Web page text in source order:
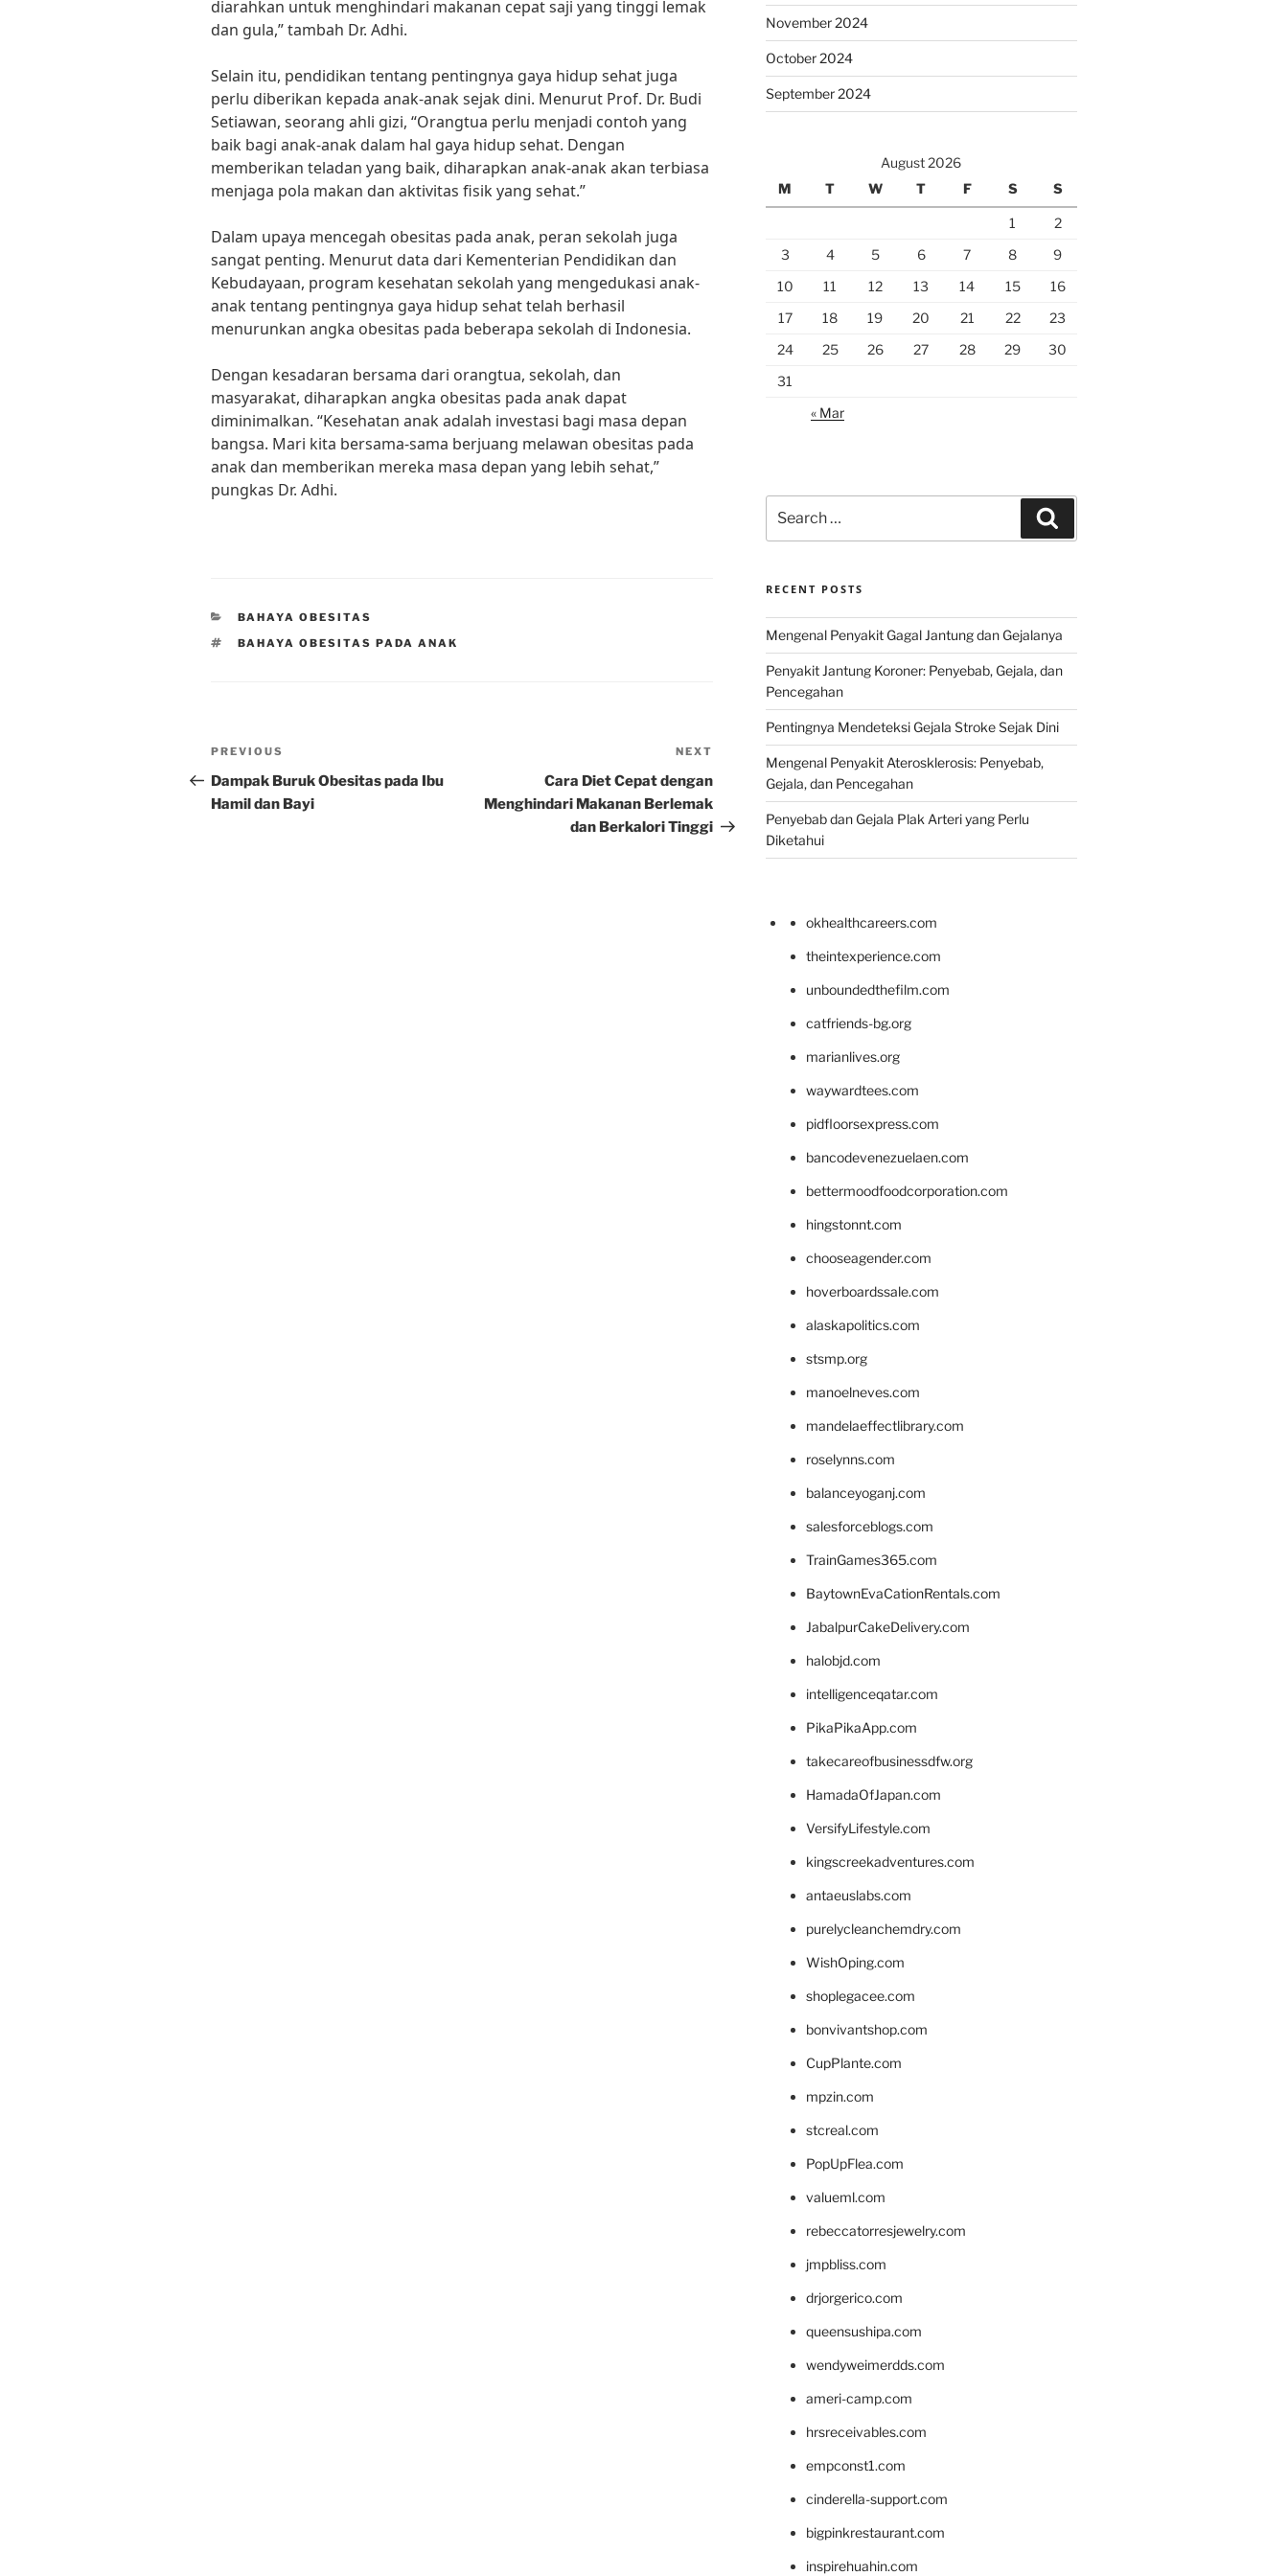
diarahkan untuk menghindari makanan cepat saji yang tinggi lemak
dan gula,” tambah Dr. Adhi.
Selain itu, pendidikan tentang pentingnya gaya hidup sehat juga
perlu diberikan kepada anak-anak sejak dini. Menurut Prof. Dr. Budi
Setiawan, seorang ahli gizi, “Orangtua perlu menjadi contoh yang
baik bagi anak-anak dalam hal gaya hidup sehat. Dengan
memberikan teladan yang baik, diharapkan anak-anak akan terbiasa
menjaga pola makan dan aktivitas fisik yang sehat.”
Dalam upaya mencegah obesitas pada anak, peran sekolah juga
sangat penting. Menurut data dari Kementerian Pendidikan dan
Kebudayaan, program kesehatan sekolah yang mengedukasi anak-
anak tentang pentingnya gaya hidup sehat telah berhasil
menurunkan angka obesitas pada beberapa sekolah di Indonesia.
Dengan kesadaran bersama dari orangtua, sekolah, dan
masyarakat, diharapkan angka obesitas pada anak dapat
diminimalkan. “Kesehatan anak adalah investasi bagi masa depan
bangsa. Mari kita bersama-sama berjuang melawan obesitas pada
anak dan memberikan mereka masa depan yang lebih sehat,”
pungkas Dr. Adhi.
CATEGORIES
BAHAYA OBESITAS
TAGS
BAHAYA OBESITAS PADA ANAK
Post
navigation
Previous
Post
PREVIOUS
Dampak Buruk Obesitas pada Ibu
Hamil dan Bayi
Post
NEXT
Cara Diet Cepat dengan
Menghindari Makanan Berlemak
dan Berkalori Tinggi
November 2024
October 2024
September 2024
August 2026
M
T W T F S S
1
2
3
4 5 6 7 8
9
10
11 12 13 14 15
16
17
18 19 20 21 22
23
24
25 26 27 28 29
30
31
« Mar
for:
RECENT POSTS
Mengenal Penyakit Gagal Jantung dan Gejalanya
Penyakit Jantung Koroner: Penyebab, Gejala, dan
Pencegahan
Pentingnya Mendeteksi Gejala Stroke Sejak Dini
Mengenal Penyakit Aterosklerosis: Penyebab,
Gejala, dan Pencegahan
Penyebab dan Gejala Plak Arteri yang Perlu
Diketahui
okhealthcareers.com
theintexperience.com
unboundedthefilm.com
catfriends-bg.org
marianlives.org
waywardtees.com
pidfloorsexpress.com
bancodevenezuelaen.com
bettermoodfoodcorporation.com
hingstonnt.com
chooseagender.com
hoverboardssale.com
alaskapolitics.com
stsmp.org
manoelneves.com
mandelaeffectlibrary.com
roselynns.com
balanceyoganj.com
salesforceblogs.com
TrainGames365.com
BaytownEvaCationRentals.com
JabalpurCakeDelivery.com
halobjd.com
intelligenceqatar.com
PikaPikaApp.com
takecareofbusinessdfw.org
HamadaOfJapan.com
VersifyLifestyle.com
kingscreekadventures.com
antaeuslabs.com
purelycleanchemdry.com
WishOping.com
shoplegacee.com
bonvivantshop.com
CupPlante.com
mpzin.com
stcreal.com
PopUpFlea.com
valueml.com
rebeccatorresjewelry.com
jmpbliss.com
drjorgerico.com
queensushipa.com
wendyweimerdds.com
ameri-camp.com
hrsreceivables.com
empconst1.com
cinderella-support.com
bigpinkrestaurant.com
inspirehuahin.com